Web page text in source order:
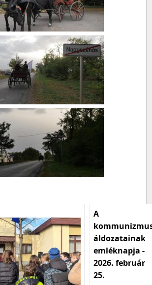
A
áldozatainak
emléknapja -
2026. február
25.